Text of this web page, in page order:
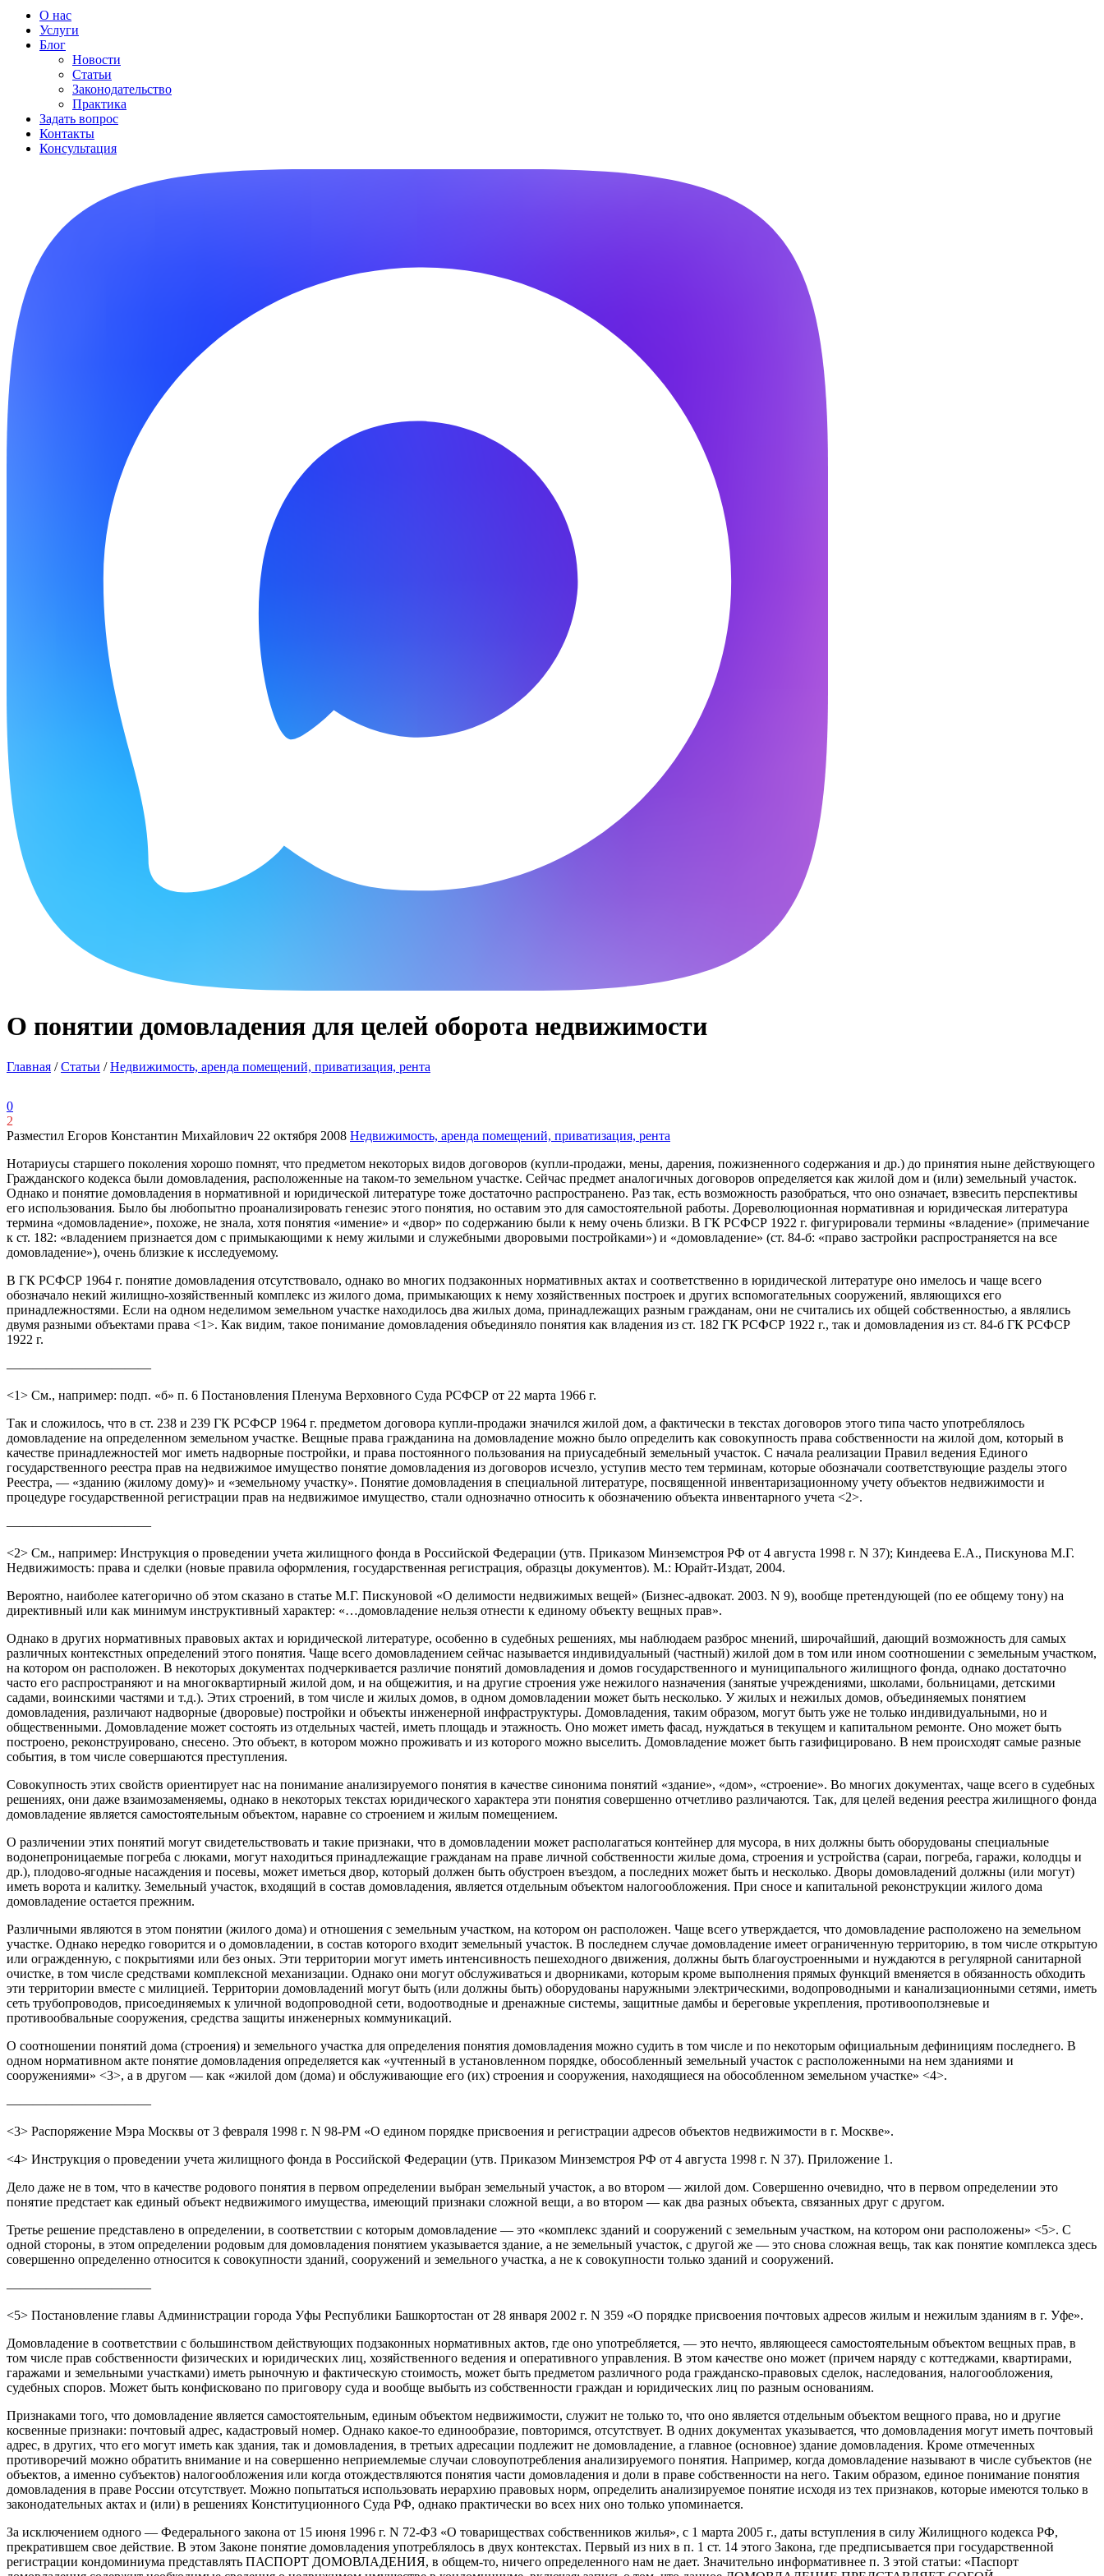
О нас
Услуги
Блог
Новости
Статьи
Законодательство
Практика
Задать вопрос
Контакты
Консультация
О понятии домовладения для целей оборота недвижимости
Главная /Статьи /Недвижимость, аренда помещений, приватизация, рента
0
2
Разместил Егоров Константин Михайлович 22 октября 2008 Недвижимость, аренда помещений, приватизация, рента
Нотариусы старшего поколения хорошо помнят, что предметом некоторых видов договоров (купли-продажи, мены, дарения, пожизненного содержания и др.) до принятия ныне действующего
Гражданского кодекса были домовладения, расположенные на таком-то земельном участке. Сейчас предмет аналогичных договоров определяется как жилой дом и (или) земельный участок.
Однако и понятие домовладения в нормативной и юридической литературе тоже достаточно распространено. Раз так, есть возможность разобраться, что оно означает, взвесить перспективы
его использования. Было бы любопытно проанализировать генезис этого понятия, но оставим это для самостоятельной работы. Дореволюционная нормативная и юридическая литература
термина «домовладение», похоже, не знала, хотя понятия «имение» и «двор» по содержанию были к нему очень близки. В ГК РСФСР 1922 г. фигурировали термины «владение» (примечание
к ст. 182: «владением признается дом с примыкающими к нему жилыми и служебными дворовыми постройками») и «домовладение» (ст. 84-б: «право застройки распространяется на все
домовладение»), очень близкие к исследуемому.
В ГК РСФСР 1964 г. понятие домовладения отсутствовало, однако во многих подзаконных нормативных актах и соответственно в юридической литературе оно имелось и чаще всего
обозначало некий жилищно-хозяйственный комплекс из жилого дома, примыкающих к нему хозяйственных построек и других вспомогательных сооружений, являющихся его
принадлежностями. Если на одном неделимом земельном участке находилось два жилых дома, принадлежащих разным гражданам, они не считались их общей собственностью, а являлись
двумя разными объектами права <1>. Как видим, такое понимание домовладения объединяло понятия как владения из ст. 182 ГК РСФСР 1922 г., так и домовладения из ст. 84-б ГК РСФСР
1922 г.
———————————
<1> См., например: подп. «б» п. 6 Постановления Пленума Верховного Суда РСФСР от 22 марта 1966 г.
Так и сложилось, что в ст. 238 и 239 ГК РСФСР 1964 г. предметом договора купли-продажи значился жилой дом, а фактически в текстах договоров этого типа часто употреблялось
домовладение на определенном земельном участке. Вещные права гражданина на домовладение можно было определить как совокупность права собственности на жилой дом, который в
качестве принадлежностей мог иметь надворные постройки, и права постоянного пользования на приусадебный земельный участок. С начала реализации Правил ведения Единого
государственного реестра прав на недвижимое имущество понятие домовладения из договоров исчезло, уступив место тем терминам, которые обозначали соответствующие разделы этого
Реестра, — «зданию (жилому дому)» и «земельному участку». Понятие домовладения в специальной литературе, посвященной инвентаризационному учету объектов недвижимости и
процедуре государственной регистрации прав на недвижимое имущество, стали однозначно относить к обозначению объекта инвентарного учета <2>.
———————————
<2> См., например: Инструкция о проведении учета жилищного фонда в Российской Федерации (утв. Приказом Минземстроя РФ от 4 августа 1998 г. N 37); Киндеева Е.А., Пискунова М.Г.
Недвижимость: права и сделки (новые правила оформления, государственная регистрация, образцы документов). М.: Юрайт-Издат, 2004.
Вероятно, наиболее категорично об этом сказано в статье М.Г. Пискуновой «О делимости недвижимых вещей» (Бизнес-адвокат. 2003. N 9), вообще претендующей (по ее общему тону) на
директивный или как минимум инструктивный характер: «…домовладение нельзя отнести к единому объекту вещных прав».
Однако в других нормативных правовых актах и юридической литературе, особенно в судебных решениях, мы наблюдаем разброс мнений, широчайший, дающий возможность для самых
различных контекстных определений этого понятия. Чаще всего домовладением сейчас называется индивидуальный (частный) жилой дом в том или ином соотношении с земельным участком,
на котором он расположен. В некоторых документах подчеркивается различие понятий домовладения и домов государственного и муниципального жилищного фонда, однако достаточно
часто его распространяют и на многоквартирный жилой дом, и на общежития, и на другие строения уже нежилого назначения (занятые учреждениями, школами, больницами, детскими
садами, воинскими частями и т.д.). Этих строений, в том числе и жилых домов, в одном домовладении может быть несколько. У жилых и нежилых домов, объединяемых понятием
домовладения, различают надворные (дворовые) постройки и объекты инженерной инфраструктуры. Домовладения, таким образом, могут быть уже не только индивидуальными, но и
общественными. Домовладение может состоять из отдельных частей, иметь площадь и этажность. Оно может иметь фасад, нуждаться в текущем и капитальном ремонте. Оно может быть
построено, реконструировано, снесено. Это объект, в котором можно проживать и из которого можно выселить. Домовладение может быть газифицировано. В нем происходят самые разные
события, в том числе совершаются преступления.
Совокупность этих свойств ориентирует нас на понимание анализируемого понятия в качестве синонима понятий «здание», «дом», «строение». Во многих документах, чаще всего в судебных
решениях, они даже взаимозаменяемы, однако в некоторых текстах юридического характера эти понятия совершенно отчетливо различаются. Так, для целей ведения реестра жилищного фонда
домовладение является самостоятельным объектом, наравне со строением и жилым помещением.
О различении этих понятий могут свидетельствовать и такие признаки, что в домовладении может располагаться контейнер для мусора, в них должны быть оборудованы специальные
водонепроницаемые погреба с люками, могут находиться принадлежащие гражданам на праве личной собственности жилые дома, строения и устройства (сараи, погреба, гаражи, колодцы и
др.), плодово-ягодные насаждения и посевы, может иметься двор, который должен быть обустроен въездом, а последних может быть и несколько. Дворы домовладений должны (или могут)
иметь ворота и калитку. Земельный участок, входящий в состав домовладения, является отдельным объектом налогообложения. При сносе и капитальной реконструкции жилого дома
домовладение остается прежним.
Различными являются в этом понятии (жилого дома) и отношения с земельным участком, на котором он расположен. Чаще всего утверждается, что домовладение расположено на земельном
участке. Однако нередко говорится и о домовладении, в состав которого входит земельный участок. В последнем случае домовладение имеет ограниченную территорию, в том числе открытую
или огражденную, с покрытиями или без оных. Эти территории могут иметь интенсивность пешеходного движения, должны быть благоустроенными и нуждаются в регулярной санитарной
очистке, в том числе средствами комплексной механизации. Однако они могут обслуживаться и дворниками, которым кроме выполнения прямых функций вменяется в обязанность обходить
эти территории вместе с милицией. Территории домовладений могут быть (или должны быть) оборудованы наружными электрическими, водопроводными и канализационными сетями, иметь
сеть трубопроводов, присоединяемых к уличной водопроводной сети, водоотводные и дренажные системы, защитные дамбы и береговые укрепления, противооползневые и
противообвальные сооружения, средства защиты инженерных коммуникаций.
О соотношении понятий дома (строения) и земельного участка для определения понятия домовладения можно судить в том числе и по некоторым официальным дефинициям последнего. В
одном нормативном акте понятие домовладения определяется как «учтенный в установленном порядке, обособленный земельный участок с расположенными на нем зданиями и
сооружениями» <3>, а в другом — как «жилой дом (дома) и обслуживающие его (их) строения и сооружения, находящиеся на обособленном земельном участке» <4>.
———————————
<3> Распоряжение Мэра Москвы от 3 февраля 1998 г. N 98-РМ «О едином порядке присвоения и регистрации адресов объектов недвижимости в г. Москве».
<4> Инструкция о проведении учета жилищного фонда в Российской Федерации (утв. Приказом Минземстроя РФ от 4 августа 1998 г. N 37). Приложение 1.
Дело даже не в том, что в качестве родового понятия в первом определении выбран земельный участок, а во втором — жилой дом. Совершенно очевидно, что в первом определении это
понятие предстает как единый объект недвижимого имущества, имеющий признаки сложной вещи, а во втором — как два разных объекта, связанных друг с другом.
Третье решение представлено в определении, в соответствии с которым домовладение — это «комплекс зданий и сооружений с земельным участком, на котором они расположены» <5>. С
одной стороны, в этом определении родовым для домовладения понятием указывается здание, а не земельный участок, с другой же — это снова сложная вещь, так как понятие комплекса здесь
совершенно определенно относится к совокупности зданий, сооружений и земельного участка, а не к совокупности только зданий и сооружений.
———————————
<5> Постановление главы Администрации города Уфы Республики Башкортостан от 28 января 2002 г. N 359 «О порядке присвоения почтовых адресов жилым и нежилым зданиям в г. Уфе».
Домовладение в соответствии с большинством действующих подзаконных нормативных актов, где оно употребляется, — это нечто, являющееся самостоятельным объектом вещных прав, в
том числе прав собственности физических и юридических лиц, хозяйственного ведения и оперативного управления. В этом качестве оно может (причем наряду с коттеджами, квартирами,
гаражами и земельными участками) иметь рыночную и фактическую стоимость, может быть предметом различного рода гражданско-правовых сделок, наследования, налогообложения,
судебных споров. Может быть конфисковано по приговору суда и вообще выбыть из собственности граждан и юридических лиц по разным основаниям.
Признаками того, что домовладение является самостоятельным, единым объектом недвижимости, служит не только то, что оно является отдельным объектом вещного права, но и другие
косвенные признаки: почтовый адрес, кадастровый номер. Однако какое-то единообразие, повторимся, отсутствует. В одних документах указывается, что домовладения могут иметь почтовый
адрес, в других, что его могут иметь как здания, так и домовладения, в третьих адресации подлежит не домовладение, а главное (основное) здание домовладения. Кроме отмеченных
противоречий можно обратить внимание и на совершенно неприемлемые случаи словоупотребления анализируемого понятия. Например, когда домовладение называют в числе субъектов (не
объектов, а именно субъектов) налогообложения или когда отождествляются понятия части домовладения и доли в праве собственности на него. Таким образом, единое понимание понятия
домовладения в праве России отсутствует. Можно попытаться использовать иерархию правовых норм, определить анализируемое понятие исходя из тех признаков, которые имеются только в
законодательных актах и (или) в решениях Конституционного Суда РФ, однако практически во всех них оно только упоминается.
За исключением одного — Федерального закона от 15 июня 1996 г. N 72-ФЗ «О товариществах собственников жилья», с 1 марта 2005 г., даты вступления в силу Жилищного кодекса РФ,
прекратившем свое действие. В этом Законе понятие домовладения употреблялось в двух контекстах. Первый из них в п. 1 ст. 14 этого Закона, где предписывается при государственной
регистрации кондоминиума представлять ПАСПОРТ ДОМОВЛАДЕНИЯ, в общем-то, ничего определенного нам не дает. Значительно информативнее п. 3 этой статьи: «Паспорт